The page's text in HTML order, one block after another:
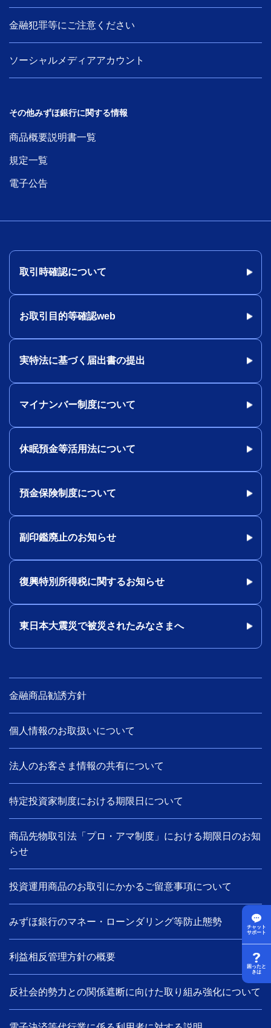
チャット
サポート
困ったと
きは
金融犯罪等にご注意ください
ソーシャルメディアアカウント
その他みずほ銀行に関する情報
商品概要説明書一覧
規定一覧
電子公告
取引時確認について
お取引目的等確認web
実特法に基づく届出書の提出
マイナンバー制度について
休眠預金等活用法について
預金保険制度について
副印鑑廃止のお知らせ
復興特別所得税に関するお知らせ
東日本大震災で被災されたみなさまへ
金融商品勧誘方針
個人情報のお取扱いについて
法人のお客さま情報の共有について
特定投資家制度における期限日について
商品先物取引法「プロ・アマ制度」における期限日のお知
らせ
投資運用商品のお取引にかかるご留意事項について
みずほ銀行のマネー・ローンダリング等防止態勢
利益相反管理方針の概要
反社会的勢力との関係遮断に向けた取り組み強化について